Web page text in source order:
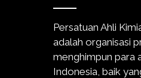
Persatuan Ahli
adalah organisasi
menghimpun para
Indonesia, baik